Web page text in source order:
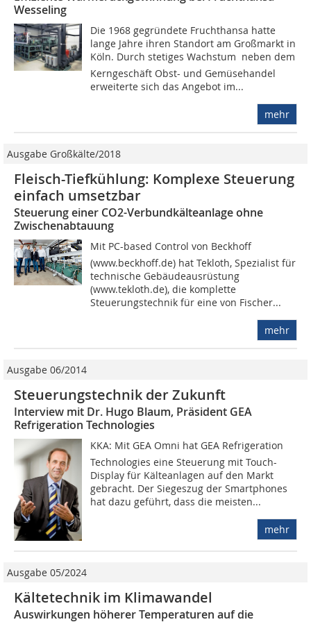
Wesseling
Die 1968 gegründete Fruchthansa hatte
lange Jahre ihren Standort am Großmarkt in
Köln. Durch stetiges Wachstum  neben dem
Kerngeschäft Obst- und Gemüsehandel
erweiterte sich das Angebot im...
mehr
Ausgabe Großkälte/2018
Fleisch-Tiefkühlung: Komplexe Steuerung
einfach umsetzbar
Steuerung einer CO2-Verbundkälteanlage ohne
Zwischenabtauung
Mit PC-based Control von Beckhoff
(www.beckhoff.de) hat Tekloth, Spezialist für
technische Gebäudeausrüstung
(www.tekloth.de), die komplette
Steuerungstechnik für eine von Fischer...
mehr
Ausgabe 06/2014
Steuerungstechnik der Zukunft
Interview mit Dr. Hugo Blaum, Präsident GEA
Refrigeration Technologies
KKA: Mit GEA Omni hat GEA Refrigeration
Technologies eine Steuerung mit Touch-
Display für Kälteanlagen auf den Markt
gebracht. Der Siegeszug der Smartphones
hat dazu geführt, dass die meisten...
mehr
Ausgabe 05/2024
Kältetechnik im Klimawandel
Auswirkungen höherer Temperaturen auf die